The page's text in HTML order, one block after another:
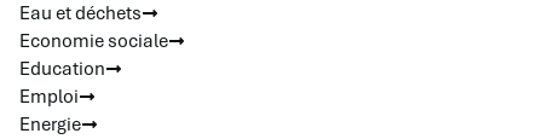
Eau et déchets
Economie sociale
Education
Emploi
Energie